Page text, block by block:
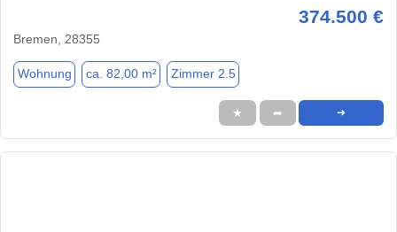
374.500 €
Bremen, 28355
Wohnung ca. 82,00 m² Zimmer 2.5
★ ➦ ➜